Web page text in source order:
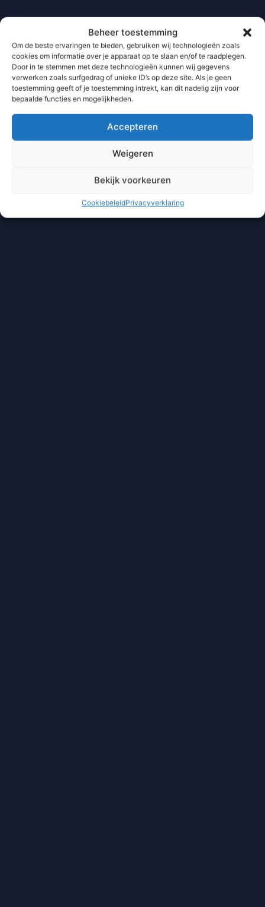
Beheer toestemming
Om de beste ervaringen te bieden, gebruiken wij technologieën zoals
cookies om informatie over je apparaat op te slaan en/of te raadplegen.
Door in te stemmen met deze technologieën kunnen wij gegevens
verwerken zoals surfgedrag of unieke ID’s op deze site. Als je geen
toestemming geeft of je toestemming intrekt, kan dit nadelig zijn voor
bepaalde functies en mogelijkheden.
Accepteren
Weigeren
Bekijk voorkeuren
CookiebeleidPrivacyverklaring